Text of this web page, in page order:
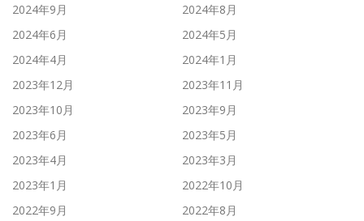
2024年9月
2024年8月
2024年6月
2024年5月
2024年4月
2024年1月
2023年12月
2023年11月
2023年10月
2023年9月
2023年6月
2023年5月
2023年4月
2023年3月
2023年1月
2022年10月
2022年9月
2022年8月